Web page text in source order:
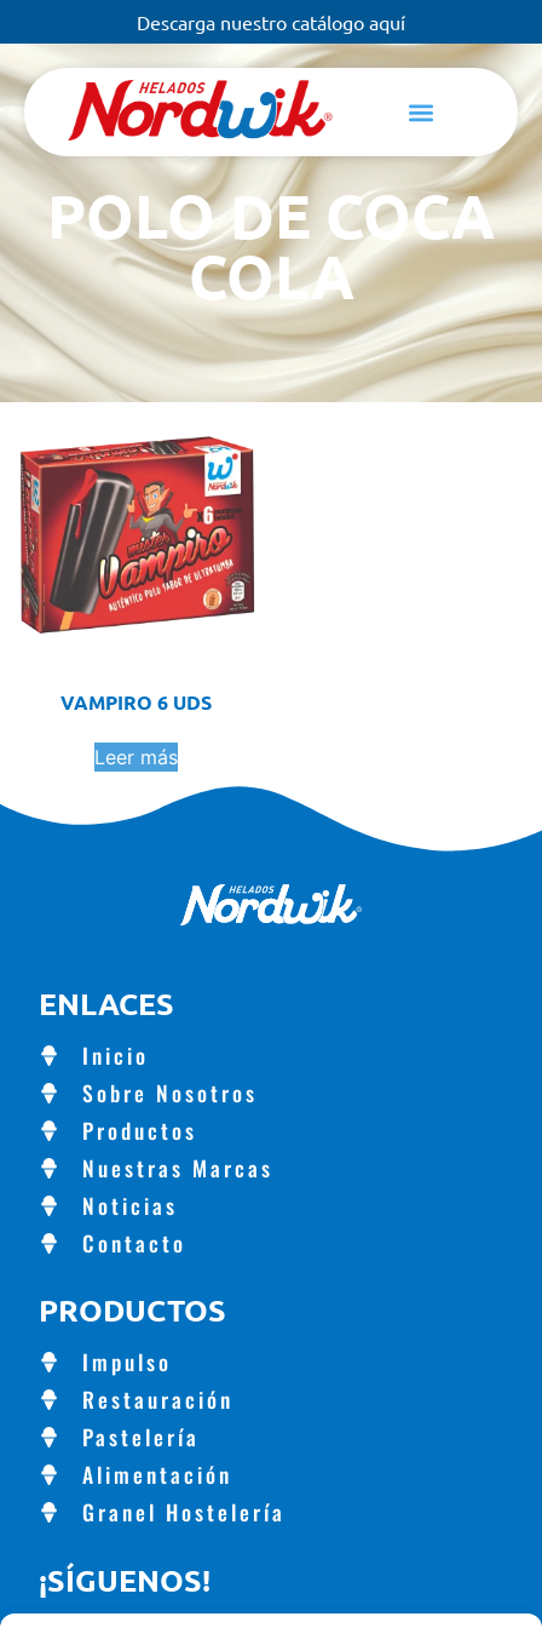
Descarga nuestro catálogo aquí
POLO DE COCA
COLA
VAMPIRO 6 UDS
Leer más
ENLACES
Inicio
Sobre Nosotros
Productos
Nuestras Marcas
Noticias
Contacto
PRODUCTOS
Impulso
Restauración
Pastelería
Alimentación
Granel Hostelería
¡SÍGUENOS!